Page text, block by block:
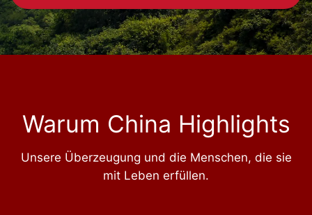
Warum China Highlights
Unsere Überzeugung und die Menschen, die sie
mit Leben erfüllen.